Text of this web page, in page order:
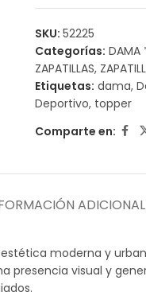
SKU: 52225
Categorías: DAMA
ZAPATILLAS,
Etiquetas: dama,
Deportivo, topper
Comparte en:
ADICIONAL
moderna y
visual y